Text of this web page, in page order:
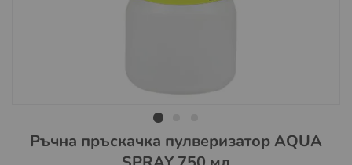
Преминете
Ръчна пръскачка пулверизатор AQUA